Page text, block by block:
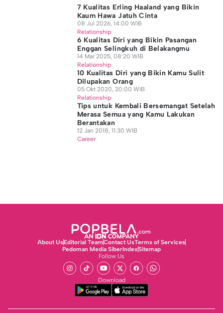
7 Kualitas Erling Haaland yang Bikin
Kaum Hawa Jatuh Cinta
08 Jul 2026, 14:00 WIB
Relationship
6 Kualitas Diri yang Bikin Pasangan
Enggan Selingkuh di Belakangmu
14 Mar 2025, 08:20 WIB
Relationship
10 Kualitas Diri yang Bikin Kamu Sulit
Dilupakan Orang
05 Okt 2020, 20:00 WIB
Relationship
Tips untuk Kembali Bersemangat Setelah
Merasa Semua yang Kamu Lakukan
Berantakan
12 Jan 2018, 11:30 WIB
Career
About UsEditorial TeamContact UsTerms of Services
Pedoman Media SiberIndexSitemap
Follow Us
Download